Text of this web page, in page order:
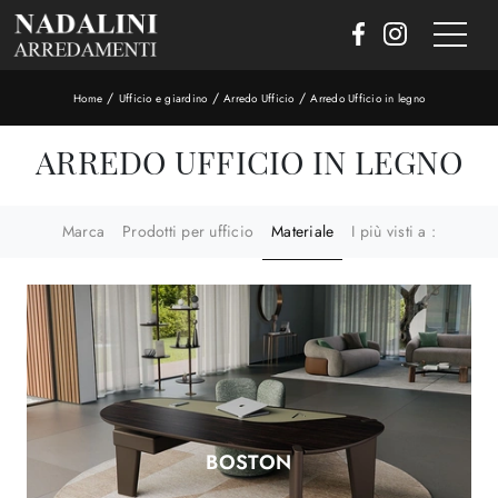
Home / Ufficio e giardino / Arredo Ufficio /Arredo Ufficio in legno
ARREDO UFFICIO IN LEGNO
Marca Prodotti per ufficio Materiale I più visti a :
BOSTON